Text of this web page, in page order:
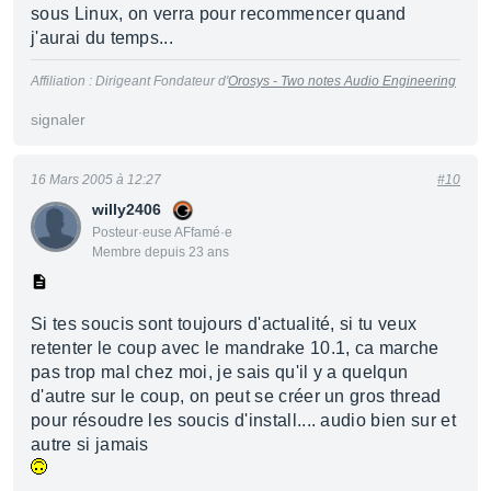
sous Linux, on verra pour recommencer quand
j'aurai du temps...
Affiliation : Dirigeant Fondateur d'Orosys - Two notes Audio Engineering
signaler
willy2406
Posteur·euse AFfamé·e
Membre depuis 23 ans
16 Mars 2005 à 12:27 #10
Si tes soucis sont toujours d'actualité, si tu veux
retenter le coup avec le mandrake 10.1, ca marche
pas trop mal chez moi, je sais qu'il y a quelqun
d'autre sur le coup, on peut se créer un gros thread
pour résoudre les soucis d'install.... audio bien sur et
autre si jamais